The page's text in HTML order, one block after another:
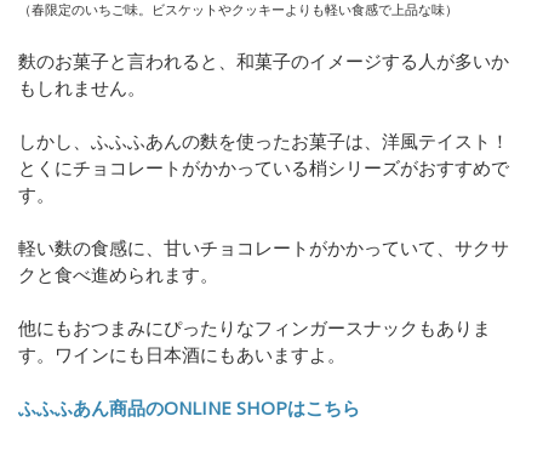
（春限定のいちご味。ビスケットやクッキーよりも軽い食感で上品な味）
麩のお菓子と言われると、和菓子のイメージする人が多いか
もしれません。
しかし、ふふふあんの麩を使ったお菓子は、洋風テイスト！
とくにチョコレートがかかっている梢シリーズがおすすめで
す。
軽い麩の食感に、甘いチョコレートがかかっていて、サクサ
クと食べ進められます。
他にもおつまみにぴったりなフィンガースナックもありま
す。ワインにも日本酒にもあいますよ。
ふふふあん商品のONLINE SHOPはこちら